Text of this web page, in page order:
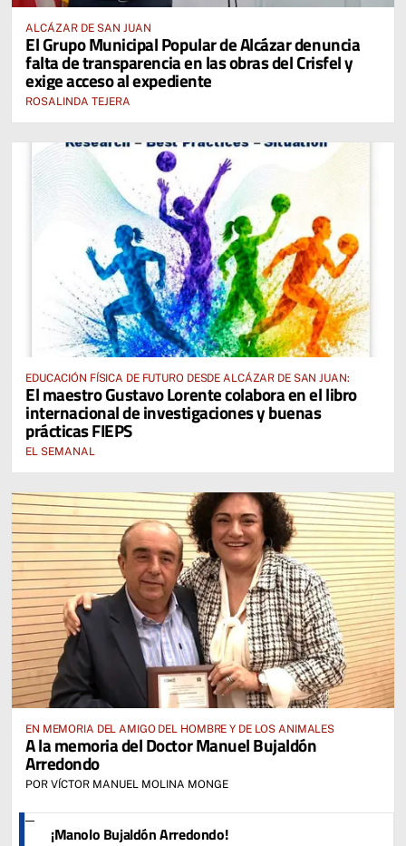
ALCÁZAR DE SAN JUAN
El Grupo Municipal Popular de Alcázar denuncia
falta de transparencia en las obras del Crisfel y
exige acceso al expediente
ROSALINDA TEJERA
EDUCACIÓN FÍSICA DE FUTURO DESDE ALCÁZAR DE SAN JUAN:
El maestro Gustavo Lorente colabora en el libro
internacional de investigaciones y buenas
prácticas FIEPS
EL SEMANAL
EN MEMORIA DEL AMIGO DEL HOMBRE Y DE LOS ANIMALES
A la memoria del Doctor Manuel Bujaldón
Arredondo
POR VÍCTOR MANUEL MOLINA MONGE
¡Manolo Bujaldón Arredondo!